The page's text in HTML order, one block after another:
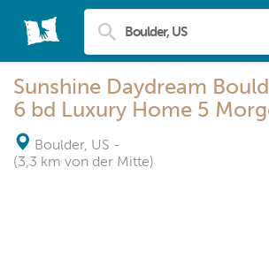
Sunshine Daydream
6 bd Luxury Home 5
Boulder, US -
(3,3 km von der Mitte)